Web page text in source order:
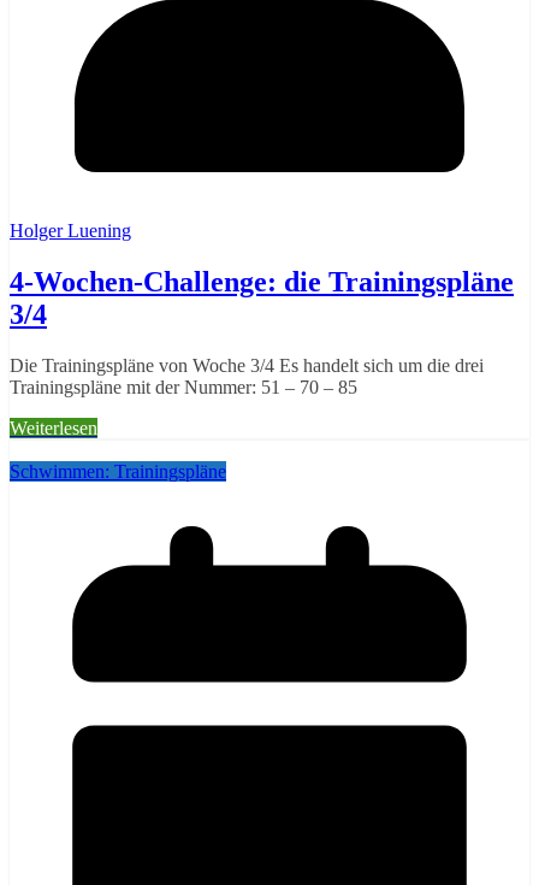
Holger Luening
4-Wochen-Challenge: die Trainingspläne
3/4
Die Trainingspläne von Woche 3/4 Es handelt sich um die drei
Trainingspläne mit der Nummer: 51 – 70 – 85
Weiterlesen
Schwimmen: Trainingspläne